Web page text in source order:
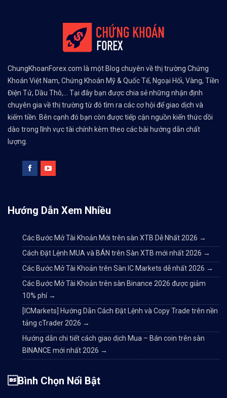
ChungKhoanForex.com là một Blog chuyên về thị trường Chứng
Khoán Việt Nam, Chứng Khoán Mỹ & Quốc Tế, Ngoại Hối, Vàng, Tiền
Điện Tử, Dầu Thô,... Tại đây bạn được chia sẻ những nhận định
chuyên gia về thị trường từ đó tìm ra các cơ hội để giao dịch và
kiếm tiền. Bên cạnh đó bạn còn được tiếp cận nguồn kiến thức dồi
dào trong lĩnh vực tài chính kèm theo các bài hướng dẫn chất
lượng.
Hướng Dẫn Xem Nhiều
Các Bước Mở Tài Khoản Mới trên sàn XTB Dễ Nhất 2026 →
Cách Đặt Lệnh MUA và BÁN trên Sàn XTB mới nhất 2026 →
Các Bước Mở Tài Khoản trên Sàn IC Markets dễ nhất 2026 →
Các Bước Mở Tài Khoản trên sàn Binance 2026 được giảm
10% phí →
[ICMarkets] Hướng Dẫn Cách Đặt Lệnh và Copy Trade trên nền
tảng cTrader 2026 →
Hướng dẫn chi tiết cách giao dịch Mua – Bán coin trên sàn
BINANCE mới nhất 2026 →
Bình Chọn Nổi Bật